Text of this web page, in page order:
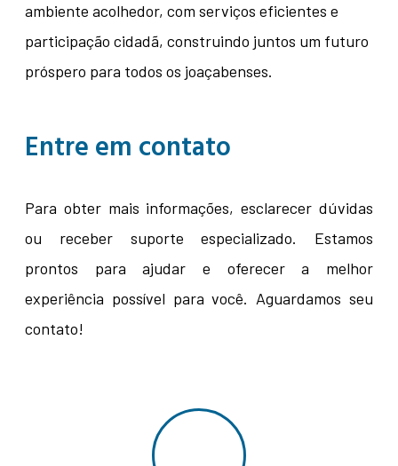
ambiente acolhedor, com serviços eficientes e
participação cidadã, construindo juntos um futuro
próspero para todos os joaçabenses.
Entre em contato
Para obter mais informações, esclarecer dúvidas
ou receber suporte especializado. Estamos
prontos para ajudar e oferecer a melhor
experiência possível para você. Aguardamos seu
contato!